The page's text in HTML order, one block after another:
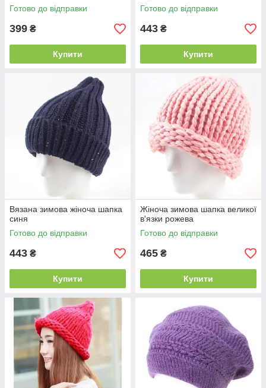
Готово до відправки
399 ₴
Купити
Готово до відправки
443 ₴
Купити
Вязана зимова жіноча шапка
синя
Готово до відправки
443 ₴
Купити
Жіноча зимова шапка великої
в'язки рожева
Готово до відправки
465 ₴
Купити